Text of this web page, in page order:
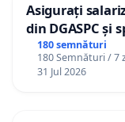
Asigurați
din DGASPC și
180 semnături
180 Semnături / 7
31 Jul 2026